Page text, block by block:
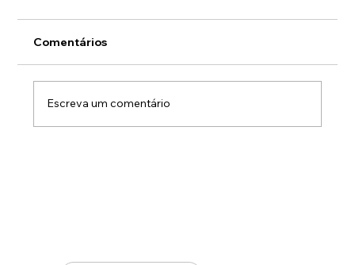
Num Board Com... Sónia Pedra
Comentários
Escreva um comentário